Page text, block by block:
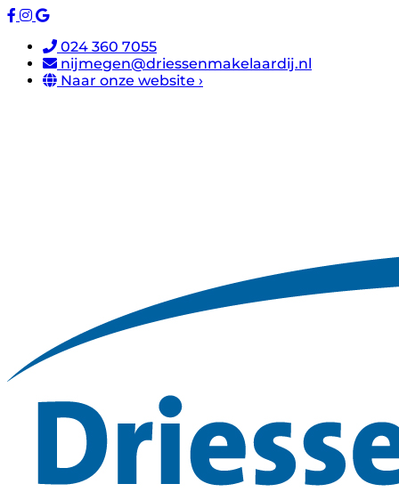
024 360 7055
nijmegen@driessenmakelaardij.nl
Naar onze website ›